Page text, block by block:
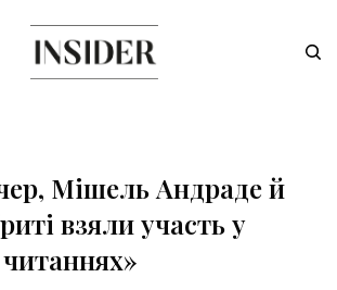
Мішель Андраде й
взяли участь у